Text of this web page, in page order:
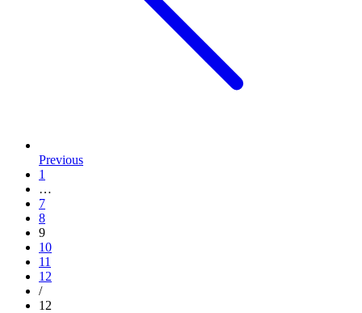
Previous
1
…
7
8
9
10
11
12
/
12